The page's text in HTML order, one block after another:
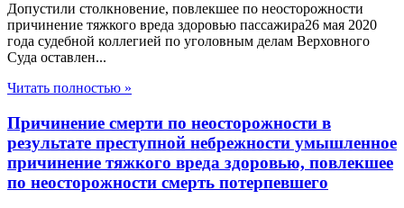
Допустили столкновение, повлекшее по неосторожности
причинение тяжкого вреда здоровью пассажира26 мая 2020
года судебной коллегией по уголовным делам Верховного
Суда оставлен...
Читать полностью »
Причинение смерти по неосторожности в
результате преступной небрежности умышленное
причинение тяжкого вреда здоровью, повлекшее
по неосторожности смерть потерпевшего